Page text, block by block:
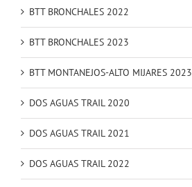
BTT BRONCHALES 2022
BTT BRONCHALES 2023
BTT MONTANEJOS-ALTO MIJARES 2023
DOS AGUAS TRAIL 2020
DOS AGUAS TRAIL 2021
DOS AGUAS TRAIL 2022